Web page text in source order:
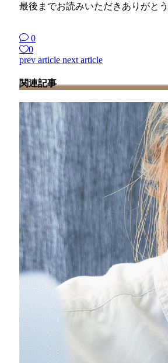
最後までお読みいただきありがとう
0
0
prev article next article
関連記事